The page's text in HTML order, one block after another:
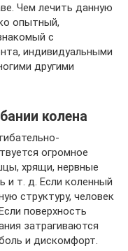
Чем лечить данную
опытный,
с
индивидуальными
другими
колена
огромное
хрящи, нервные
и т. д. Если коленный
структуру, человек
поверхность
затрагиваются
и дискомфорт.